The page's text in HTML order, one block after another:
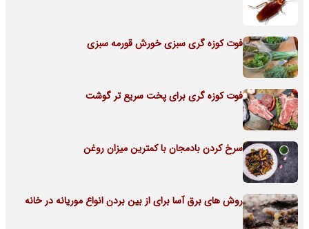
فوت کوزه گری سبزی خورش قورمه سبزی
فوت کوزه گری برای پخت سریع تر گوشت
سرخ کردن بادمجان با کمترین میزان روغن
روش های برق آسا برای از بین بردن انواع موریانه در خانه